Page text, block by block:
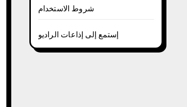
شروط الاستخدام
إستمع إلى إذاعات الراديو